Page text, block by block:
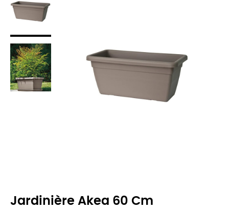
Jardinière Akea 60 Cm